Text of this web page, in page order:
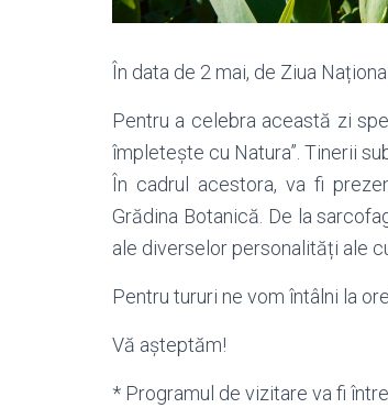
În data de 2 mai, de Ziua
Pentru a celebra această zi
împletește cu Natura”. Tinerii
În cadrul acestora, va fi
Grădina Botanică. De la
ale diverselor personalități ale
Pentru tururi ne vom întâlni la
Vă așteptăm!
* Programul de vizitare va fi